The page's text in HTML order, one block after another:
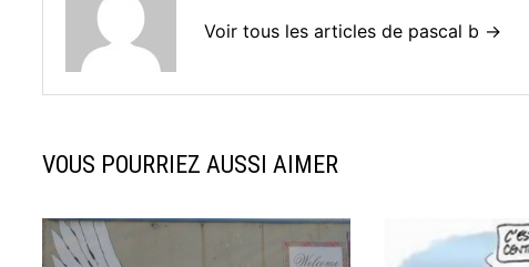
Voir tous les articles de pascal b →
VOUS POURRIEZ AUSSI AIMER